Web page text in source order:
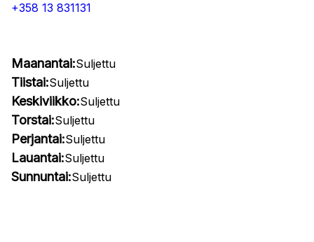
+358 13 831131
Maanantai:Suljettu
Tiistai:Suljettu
Keskiviikko:Suljettu
Torstai:Suljettu
Perjantai:Suljettu
Lauantai:Suljettu
Sunnuntai:Suljettu